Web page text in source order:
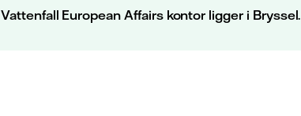
Vattenfall European Affairs kontor ligger i Bryssel.